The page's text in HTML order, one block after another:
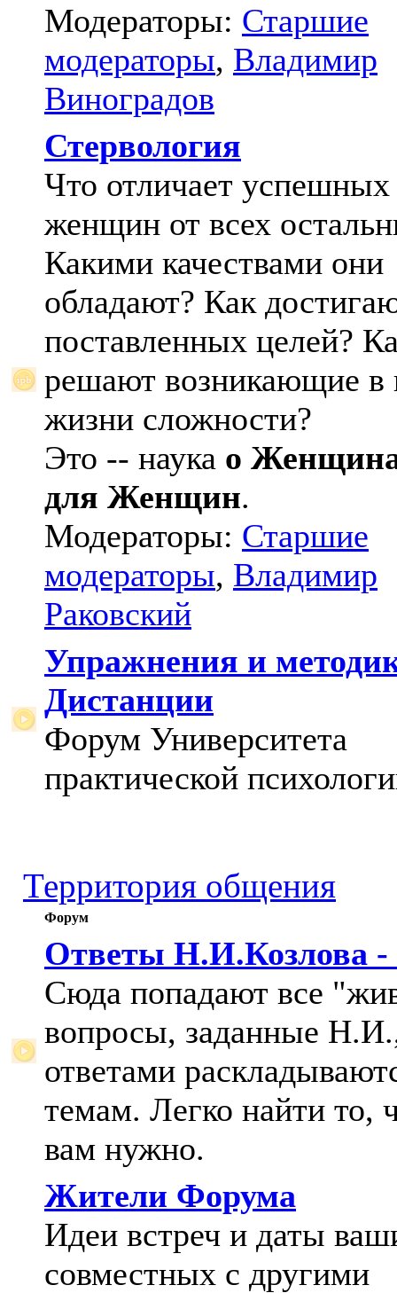
Модераторы: Старшие
модераторы, Владимир
Виноградов
Стервология
Что отличает успешных
женщин от всех
Какими качествами они
обладают? Как
поставленных целей?
решают возникающие в
жизни сложности?
Это -- наука о
для Женщин.
Модераторы: Старшие
модераторы, Владимир
Раковский
Упражнения и
Дистанции
Форум Университета
практической
Территория общения
Форум
Ответы Н.И.Козлова -
Сюда попадают все
вопросы, заданные
ответами
темам. Легко найти то,
вам нужно.
Жители Форума
Идеи встреч и даты
совместных с другими